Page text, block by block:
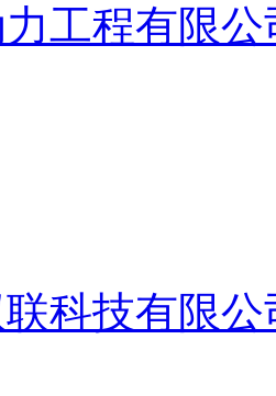
工程有限公
科技有限公